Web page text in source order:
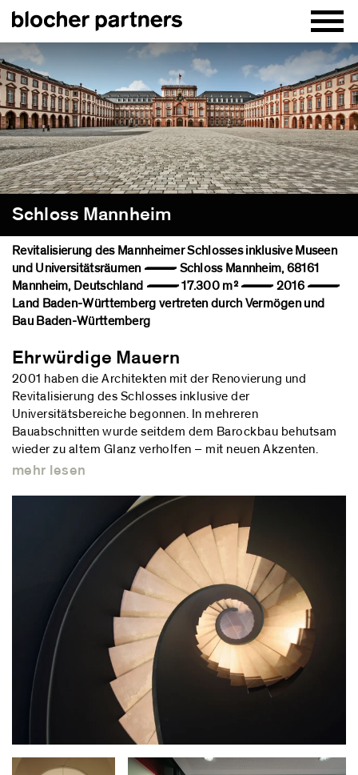
Schloss Mannheim
Revitalisierung des Mannheimer Schlosses inklusive Museen
und Universitätsräumen — Schloss Mannheim, 68161
Mannheim, Deutschland — 17.300 m² — 2016 —
Land Baden-Württemberg vertreten durch Vermögen und
Bau Baden-Württemberg
Ehrwürdige Mauern
2001 haben die Architekten mit der Renovierung und
Revitalisierung des Schlosses inklusive der
Universitätsbereiche begonnen. In mehreren
Bauabschnitten wurde seitdem dem Barockbau behutsam
wieder zu altem Glanz verholfen – mit neuen Akzenten.
mehr lesen